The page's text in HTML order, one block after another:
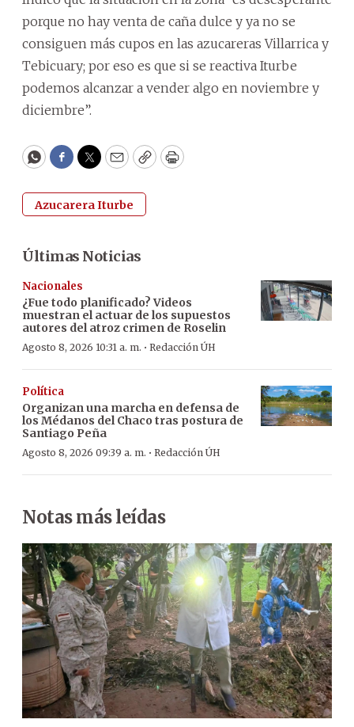
porque no hay venta de caña dulce y ya no se
consiguen más cupos en las azucareras Villarrica y
Tebicuary; por eso es que si se reactiva Iturbe
podemos alcanzar a vender algo en noviembre y
diciembre”.
WhatsApp
Facebook
Twitter
EmailCopyPrint
Azucarera Iturbe
Últimas Noticias
Nacionales
¿Fue todo planificado? Videos
muestran el actuar de los supuestos
autores del atroz crimen de Roselin
Agosto 8, 2026 10:31 a. m. · Redacción ÚH
Política
Organizan una marcha en defensa de
los Médanos del Chaco tras postura de
Santiago Peña
Agosto 8, 2026 09:39 a. m. · Redacción ÚH
Notas más leídas